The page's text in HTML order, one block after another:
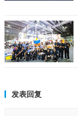
发表回复